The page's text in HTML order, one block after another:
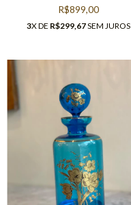
R$899,00
3X DE R$299,67SEM JUROS